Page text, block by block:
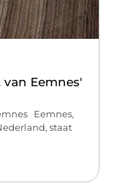
Eemnes'
Eemnes,
staat